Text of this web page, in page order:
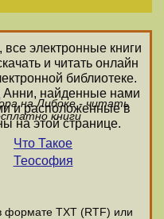
все электронные книги
и читать онлайн
библиотеке.
Анни, найденные нами
и расположенные в
на этой странице.
на Либоке - читать
книги
Что Такое
Теософия
формате ТХТ (RTF) или